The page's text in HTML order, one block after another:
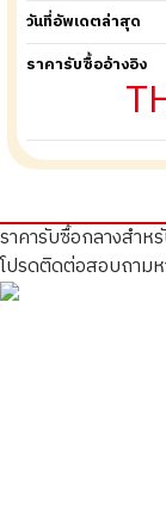
วันที่อัพเดตล่าสุด
ราคารับซื้ออ้างอิง
ราคารับซื้อกลางสำห
โปรดติดต่อสอบถาม